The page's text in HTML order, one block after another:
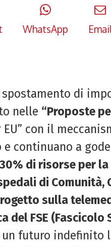
WhatsApp
spostamento di
nelle “Proposte
con il
continuano a
di risorse per
di Comunità,
sulla
FSE (Fascicolo
futuro indefinito